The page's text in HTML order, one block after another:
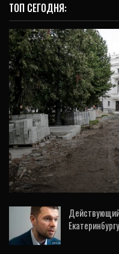
ТОП СЕГОДНЯ:
Высокинский